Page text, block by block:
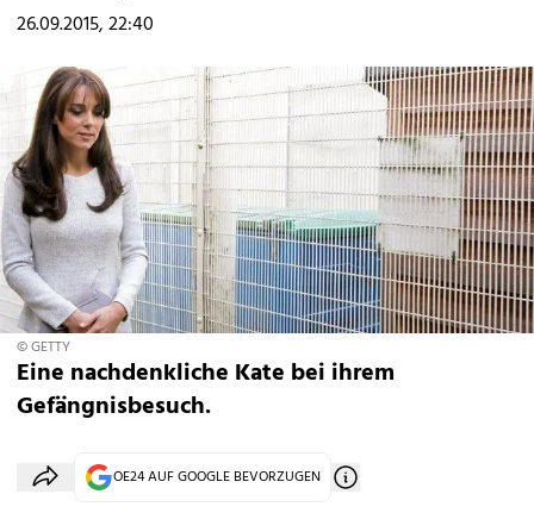
26.09.2015, 22:40
© GETTY
Eine nachdenkliche Kate bei ihrem
Gefängnisbesuch.
OE24 AUF GOOGLE BEVORZUGEN